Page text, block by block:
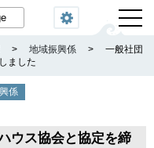
閲覧機能
> 地域振興係 >
一般社団
ました
係
ウス協会と協定を締